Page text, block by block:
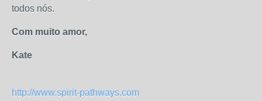
todos nós.
Com muito amor,
Kate
http://www.spirit-pathways.com